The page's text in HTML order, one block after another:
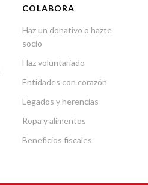
COLABORA
Haz un donativo o hazte
socio
Haz voluntariado
Entidades con corazón
Legados y herencias
Ropa y alimentos
Beneficios fiscales